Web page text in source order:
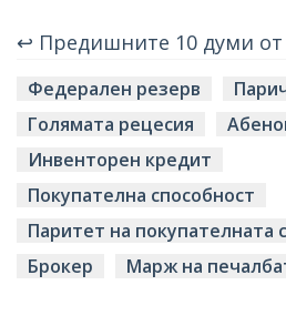
↩ Предишните 10 думи от
Федерален резерв
Голямата рецесия
Инвенторен кредит
Покупателна способност
Паритет на покупателната
Брокер
Марж на